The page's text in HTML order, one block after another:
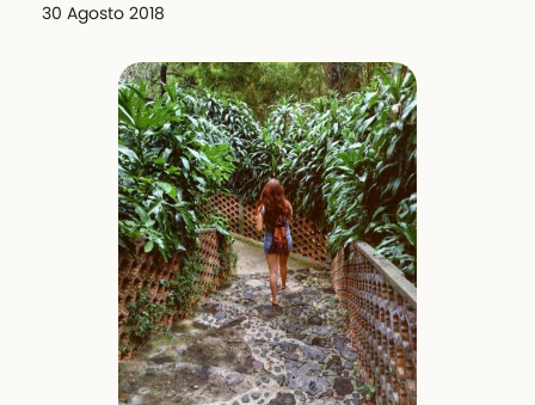
30 Agosto 2018